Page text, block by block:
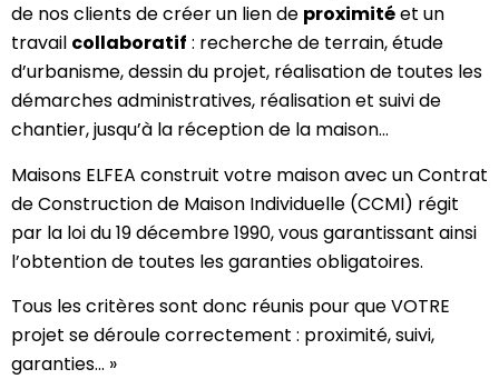
de nos clients de créer un lien de proximitéet un
travail collaboratif : recherche de terrain, étude
d’urbanisme, dessin du projet, réalisation de toutes les
démarches administratives, réalisation et suivi de
chantier, jusqu’à la réception de la maison…
Maisons ELFEA construit votre maison avec un Contrat
de Construction de Maison Individuelle (CCMI) régit
par la loi du 19 décembre 1990, vous garantissant ainsi
l’obtention de toutes les garanties obligatoires.
Tous les critères sont donc réunis pour que VOTRE
projet se déroule correctement : proximité, suivi,
garanties… »